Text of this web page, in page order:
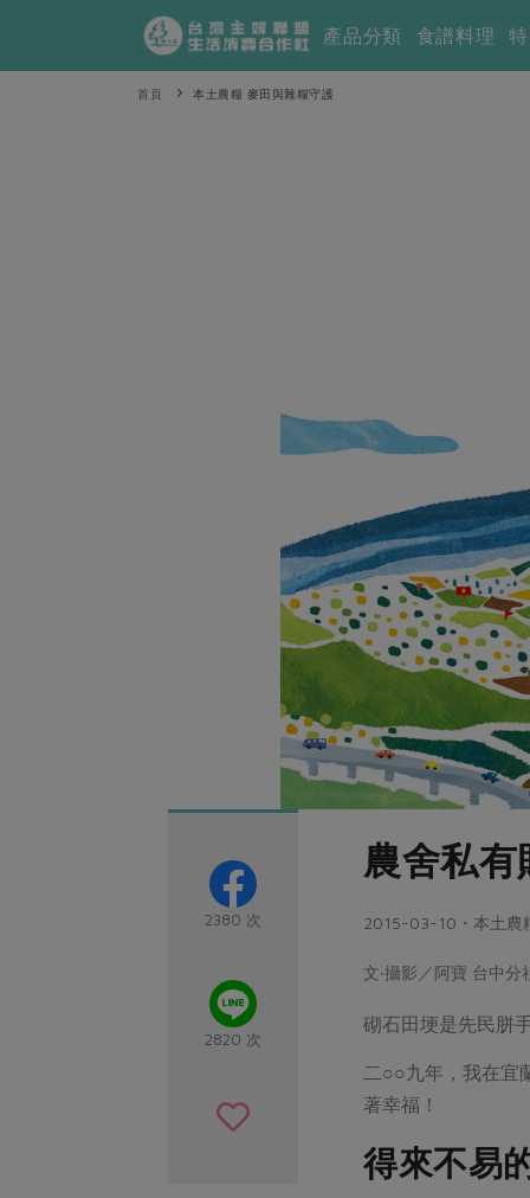
產品分類 食譜料理
首頁 本土農糧 麥田與雜糧守護
2380 次
2820 次
農舍私有
2015-03-10・本土農
文‧攝影／阿寶 台中分
砌石田埂是先民胼
二○○九年，我在宜
著幸福！
得來不易